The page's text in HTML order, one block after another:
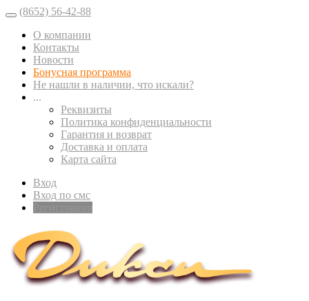
(8652) 56-42-88
О компании
Контакты
Новости
Бонусная программа
Не нашли в наличии, что искали?
...
Реквизиты
Политика конфиденциальности
Гарантия и возврат
Доставка и оплата
Карта сайта
Вход
Вход по смс